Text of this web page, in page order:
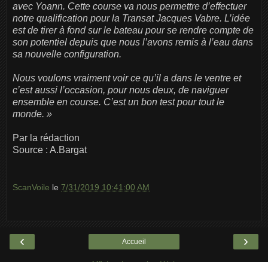
avec Yoann. Cette course va nous permettre d’effectuer
notre qualification pour la Transat Jacques Vabre. L’idée
est de tirer à fond sur le bateau pour se rendre compte de
son potentiel depuis que nous l’avons remis à l’eau dans
sa nouvelle configuration.
Nous voulons vraiment voir ce qu’il a dans le ventre et
c’est aussi l’occasion, pour nous deux, de naviguer
ensemble en course. C’est un bon test pour tout le
monde. »
Par la rédaction
Source : A.Bargat
ScanVoile le 7/31/2019 10:41:00 AM
‹ ›
Accueil